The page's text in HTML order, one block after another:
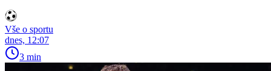
Vše o sportu
dnes, 12:07
3 min